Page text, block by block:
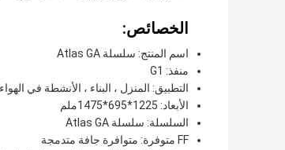
الخصائص:
اسم المنتج: سلسلة Atlas GA
منفذ: G1
التطبيق: المنزل ، البناء ، الأنشطة في
الأبعاد: 1225*695*1475ملم
السلسلة: سلسلة Atlas GA
FF متوفرة: متوافرة جافة متدمجة